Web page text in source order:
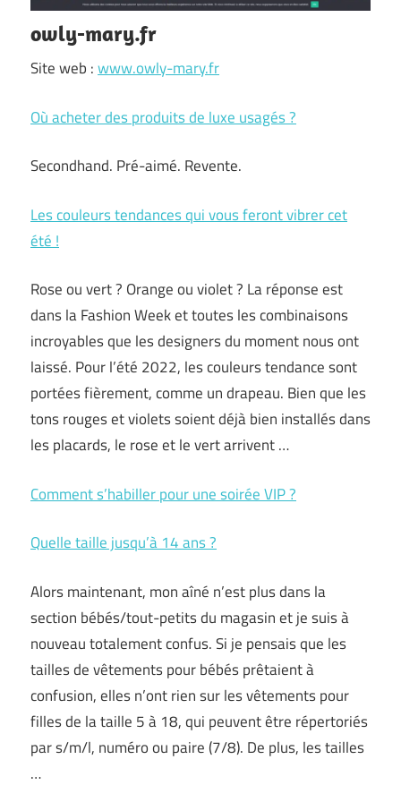
owly-mary.fr
Site web :www.owly-mary.fr
Où acheter des produits de luxe usagés ?
Secondhand. Pré-aimé. Revente.
Les couleurs tendances qui vous feront vibrer cet
été !
Rose ou vert ? Orange ou violet ? La réponse est
dans la Fashion Week et toutes les combinaisons
incroyables que les designers du moment nous ont
laissé. Pour l’été 2022, les couleurs tendance sont
portées fièrement, comme un drapeau. Bien que les
tons rouges et violets soient déjà bien installés dans
les placards, le rose et le vert arrivent …
Comment s’habiller pour une soirée VIP ?
Quelle taille jusqu’à 14 ans ?
Alors maintenant, mon aîné n’est plus dans la
section bébés/tout-petits du magasin et je suis à
nouveau totalement confus. Si je pensais que les
tailles de vêtements pour bébés prêtaient à
confusion, elles n’ont rien sur les vêtements pour
filles de la taille 5 à 18, qui peuvent être répertoriés
par s/m/l, numéro ou paire (7/8). De plus, les tailles
…